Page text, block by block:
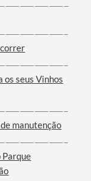
os seus Vinhos
manutenção
Parque